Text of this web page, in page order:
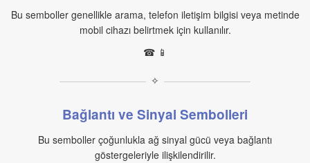
Bu semboller genellikle arama, telefon iletişim bilgisi veya metinde
mobil cihazı belirtmek için kullanılır.
☎ 📱
✧
Bağlantı ve Sinyal Sembolleri
Bu semboller çoğunlukla ağ sinyal gücü veya bağlantı
göstergeleriyle ilişkilendirilir.